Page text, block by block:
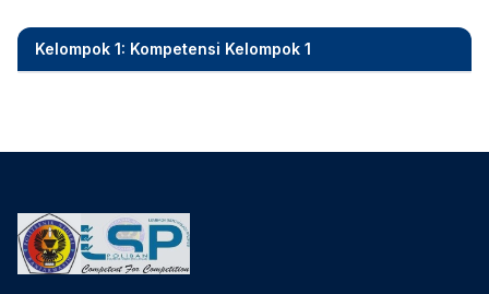
Kelompok 1: Kompetensi Kelompok 1